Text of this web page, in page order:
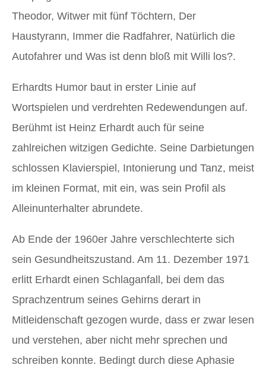
Theodor, Witwer mit fünf Töchtern, Der
Haustyrann, Immer die Radfahrer, Natürlich die
Autofahrer und Was ist denn bloß mit Willi los?.
Erhardts Humor baut in erster Linie auf
Wortspielen und verdrehten Redewendungen auf.
Berühmt ist Heinz Erhardt auch für seine
zahlreichen witzigen Gedichte. Seine Darbietungen
schlossen Klavierspiel, Intonierung und Tanz, meist
im kleinen Format, mit ein, was sein Profil als
Alleinunterhalter abrundete.
Ab Ende der 1960er Jahre verschlechterte sich
sein Gesundheitszustand. Am 11. Dezember 1971
erlitt Erhardt einen Schlaganfall, bei dem das
Sprachzentrum seines Gehirns derart in
Mitleidenschaft gezogen wurde, dass er zwar lesen
und verstehen, aber nicht mehr sprechen und
schreiben konnte. Bedingt durch diese Aphasie